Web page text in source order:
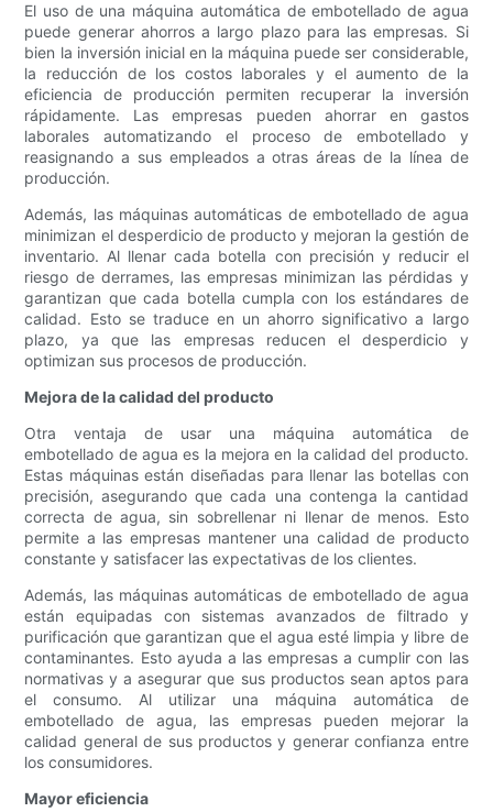
El uso de una máquina automática de embotellado de agua
puede generar ahorros a largo plazo para las empresas. Si
bien la inversión inicial en la máquina puede ser considerable,
la reducción de los costos laborales y el aumento de la
eficiencia de producción permiten recuperar la inversión
rápidamente. Las empresas pueden ahorrar en gastos
laborales automatizando el proceso de embotellado y
reasignando a sus empleados a otras áreas de la línea de
producción.
Además, las máquinas automáticas de embotellado de agua
minimizan el desperdicio de producto y mejoran la gestión de
inventario. Al llenar cada botella con precisión y reducir el
riesgo de derrames, las empresas minimizan las pérdidas y
garantizan que cada botella cumpla con los estándares de
calidad. Esto se traduce en un ahorro significativo a largo
plazo, ya que las empresas reducen el desperdicio y
optimizan sus procesos de producción.
Mejora de la calidad del producto
Otra ventaja de usar una máquina automática de
embotellado de agua es la mejora en la calidad del producto.
Estas máquinas están diseñadas para llenar las botellas con
precisión, asegurando que cada una contenga la cantidad
correcta de agua, sin sobrellenar ni llenar de menos. Esto
permite a las empresas mantener una calidad de producto
constante y satisfacer las expectativas de los clientes.
Además, las máquinas automáticas de embotellado de agua
están equipadas con sistemas avanzados de filtrado y
purificación que garantizan que el agua esté limpia y libre de
contaminantes. Esto ayuda a las empresas a cumplir con las
normativas y a asegurar que sus productos sean aptos para
el consumo. Al utilizar una máquina automática de
embotellado de agua, las empresas pueden mejorar la
calidad general de sus productos y generar confianza entre
los consumidores.
Mayor eficiencia